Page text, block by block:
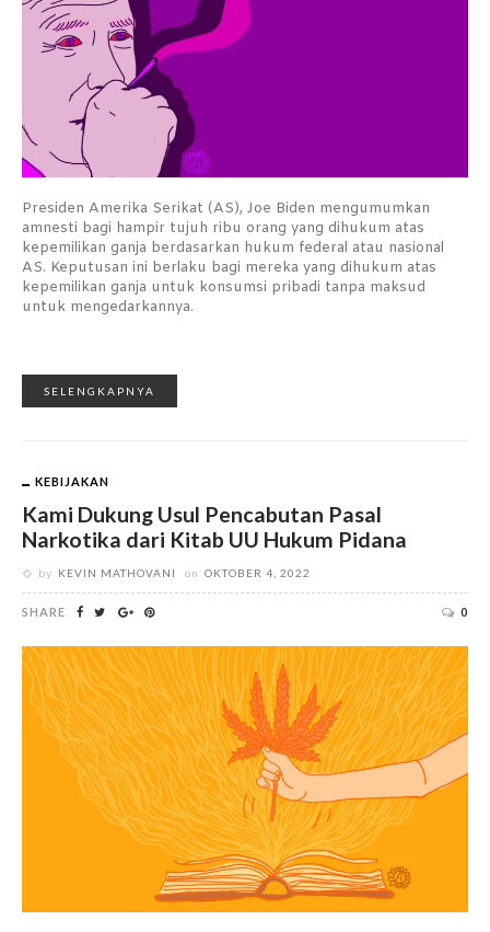
Presiden Amerika Serikat (AS), Joe Biden mengumumkan
amnesti bagi hampir tujuh ribu orang yang dihukum atas
kepemilikan ganja berdasarkan hukum federal atau nasional
AS. Keputusan ini berlaku bagi mereka yang dihukum atas
kepemilikan ganja untuk konsumsi pribadi tanpa maksud
untuk mengedarkannya.
SELENGKAPNYA
KEBIJAKAN
Kami Dukung Usul Pencabutan Pasal
Narkotika dari Kitab UU Hukum Pidana
by KEVIN MATHOVANI on OKTOBER 4, 2022
SHARE 0